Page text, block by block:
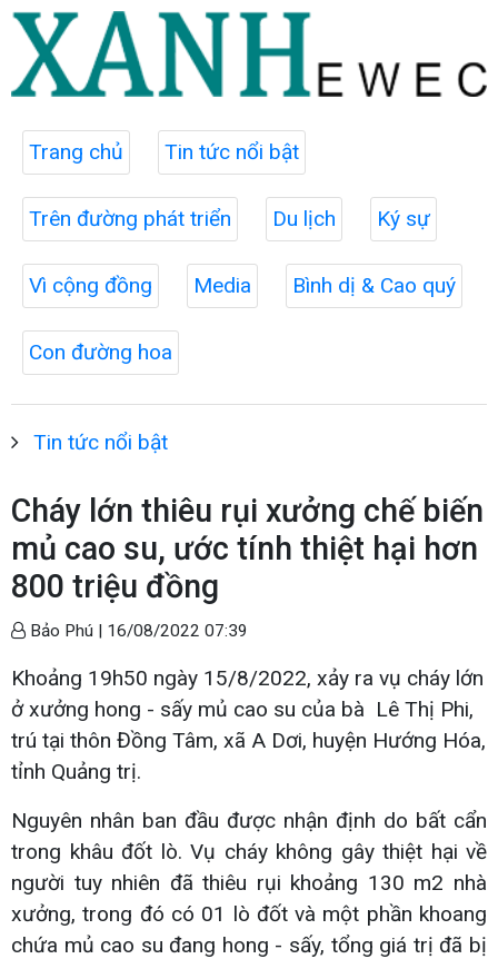
Trang chủ Tin tức nổi bật
Trên đường phát triển Du lịch Ký sự
Vì cộng đồng Media Bình dị & Cao quý
Con đường hoa
Tin tức nổi bật
Cháy lớn thiêu rụi xưởng chế biến
mủ cao su, ước tính thiệt hại hơn
800 triệu đồng
Bảo Phú | 16/08/2022 07:39
Khoảng 19h50 ngày 15/8/2022, xảy ra vụ cháy lớn
ở xưởng hong - sấy mủ cao su của bà Lê Thị Phi,
trú tại thôn Đồng Tâm, xã A Dơi, huyện Hướng Hóa,
tỉnh Quảng trị.
Nguyên nhân ban đầu được nhận định do bất cẩn
trong khâu đốt lò. Vụ cháy không gây thiệt hại về
người tuy nhiên đã thiêu rụi khoảng 130 m2 nhà
xưởng, trong đó có 01 lò đốt và một phần khoang
chứa mủ cao su đang hong - sấy, tổng giá trị đã bị